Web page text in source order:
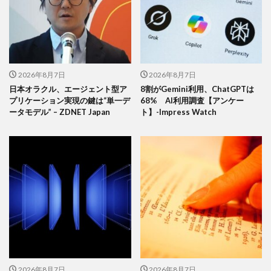
2026年8月7日
日本オラクル、エージェント型ア
プリケーション実現の鍵は“単一デ
ータモデル” – ZDNET Japan
2026年8月7日
8割がGemini利用、ChatGPTは
68% AI利用調査【アンケー
ト】-Impress Watch